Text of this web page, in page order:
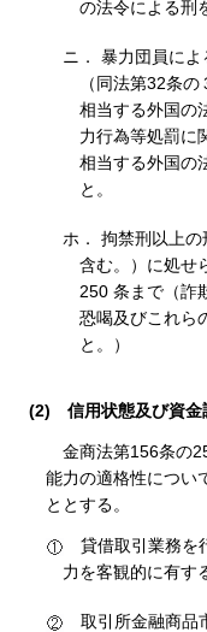
の法令による刑
ニ． 暴力団員に
（同法第32条
相当する外国の
力行為等処罰に
相当する外国の
と。
ホ． 拘禁刑以上
含む。）に処せ
250 条まで（詐
恐喝及びこれら
と。）
(2) 信用状態及び資金
金商法第156条の
能力の適格性につい
ととする。
貸借取引業務を
力を客観的に有す
取引所金融商品